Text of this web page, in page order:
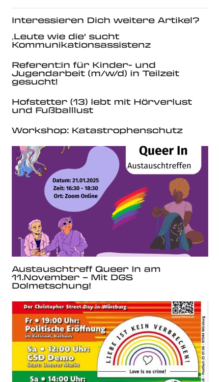
Interessieren Dich weitere Artikel?
‚Leute wie die‘ sucht
Kommunikationsassistenz
Referent:in für Kinder- und
Jugendarbeit (m/w/d) in Teilzeit
gesucht!
Hofstetter (13) lebt mit Hörverlust
und Fußballlust
Workshop: Katastrophenschutz
Austauschtreff Queer In am
11.November – Mit DGS
Dolmetschung!